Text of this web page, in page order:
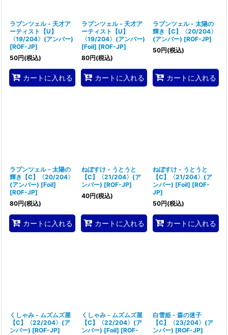
ラプンツェル - 天才ア
ーティスト【U】
〈19/204〉(アンバー)
[ROF-JP]
50円(税込)
カートに入れる
ラプンツェル - 天才ア
ーティスト【U】
〈19/204〉(アンバー)
[Foil] [ROF-JP]
80円(税込)
カートに入れる
ラプンツェル - 太陽の
輝き【C】〈20/204〉
(アンバー) [ROF-JP]
50円(税込)
カートに入れる
ラプンツェル - 太陽の
輝き【C】〈20/204〉
(アンバー) [Foil]
[ROF-JP]
80円(税込)
カートに入れる
ねぼすけ - うとうと
【C】〈21/204〉(ア
ンバー) [ROF-JP]
40円(税込)
カートに入れる
ねぼすけ - うとうと
【C】〈21/204〉(ア
ンバー) [Foil] [ROF-
JP]
50円(税込)
カートに入れる
くしゃみ - ムズムズ屋
【C】〈22/204〉(ア
ンバー) [ROF-JP]
くしゃみ - ムズムズ屋
【C】〈22/204〉(ア
ンバー) [Foil] [ROF-
白雪姫 - 森の迷子
【C】〈23/204〉(ア
ンバー) [ROF-JP]